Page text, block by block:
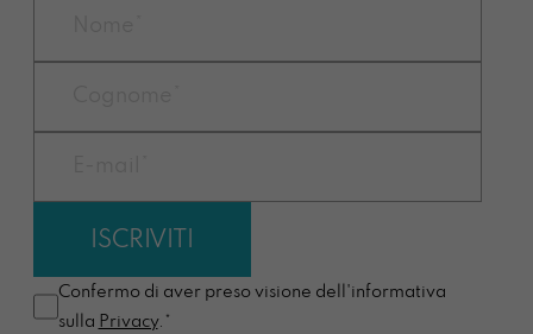
Confermo di aver preso visione dell'informativa
sulla Privacy.*